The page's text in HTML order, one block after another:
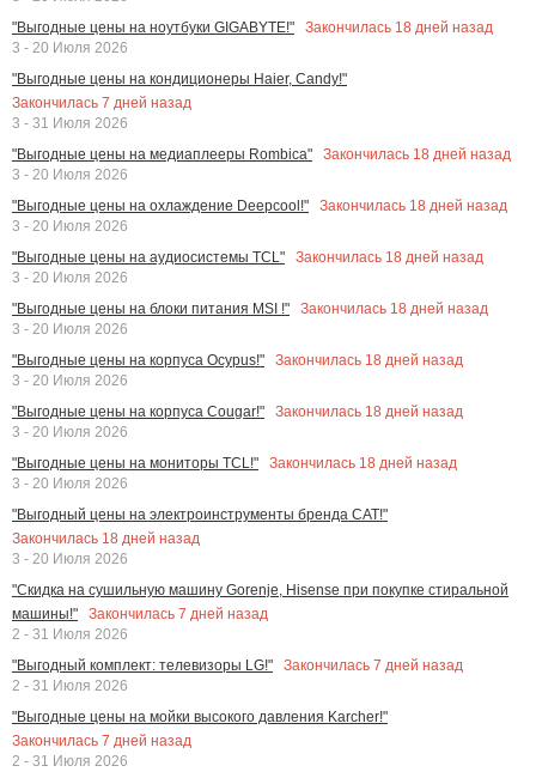
"Выгодные цены на ноутбуки GIGABYTE!"
Закончилась 18 дней назад
3 - 20 Июля 2026
"Выгодные цены на кондиционеры Haier, Candy!"
Закончилась 7 дней назад
3 - 31 Июля 2026
"Выгодные цены на медиаплееры Rombica"
Закончилась 18 дней назад
3 - 20 Июля 2026
"Выгодные цены на охлаждение Deepcool!"
Закончилась 18 дней назад
3 - 20 Июля 2026
"Выгодные цены на аудиосистемы TCL"
Закончилась 18 дней назад
3 - 20 Июля 2026
"Выгодные цены на блоки питания MSI !"
Закончилась 18 дней назад
3 - 20 Июля 2026
"Выгодные цены на корпуса Ocypus!"
Закончилась 18 дней назад
3 - 20 Июля 2026
"Выгодные цены на корпуса Cougar!"
Закончилась 18 дней назад
3 - 20 Июля 2026
"Выгодные цены на мониторы TCL!"
Закончилась 18 дней назад
3 - 20 Июля 2026
"Выгодный цены на электроинструменты бренда CAT!"
Закончилась 18 дней назад
3 - 20 Июля 2026
"Скидка на сушильную машину Gorenje, Hisense при покупке стиральной
машины!"
Закончилась 7 дней назад
2 - 31 Июля 2026
"Выгодный комплект: телевизоры LG!"
Закончилась 7 дней назад
2 - 31 Июля 2026
"Выгодные цены на мойки высокого давления Karcher!"
Закончилась 7 дней назад
2 - 31 Июля 2026